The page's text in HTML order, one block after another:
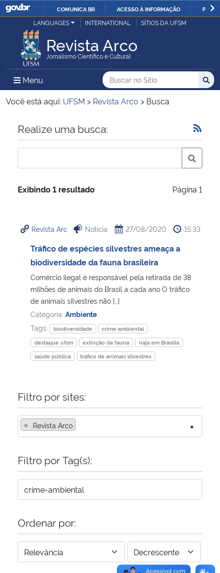
IR
O
COMUNICA BR ACESSO À INFORMAÇÃO
Ministério da Justiça e Segurança Pública
Ministério da Defesa
Ministério das Relações Exteriores
Ministério da Economia
Ministério da Infraestrutura
Ministério da Cidadania
Ministério de Minas e Energia
Ministério da Ciência, Tecnologia, Inovações e Comunicações
Ministério do Meio Ambiente
Ministério do Turismo
Ministério da Mulher, da Família e dos Direitos Humanos
Secretaria-Geral
Secretaria de Governo
Advocacia-Geral da União
LANGUAGES INTERNATIONAL SÍTIOS DA UFSM
Revista Arco
Jornalismo Científico e Cultural
Menu Menu Principal do Sítio
Busca
Buscar no no Sítio
Busca:
Você está aqui: UFSM > Revista Arco > Busca
Início do conteúdo
Realize uma busca:
Exibindo 1 resultado Página 1
Revista Arc Notícia 27/08/2020 15:33
Tráfico de espécies silvestres ameaça a
biodiversidade da fauna brasileira
Comércio ilegal é responsável pela retirada de 38
milhões de animais do Brasil a cada ano O tráfico
de animais silvestres não […]
Categoria: Ambiente
Tags:
biodiversidade
crime ambiental
destaque ufsm
extinção da fauna
naja em Brasília
saúde pública
tráfico de animais silvestres
Filtro por sites:
×
× Revista Arco
Filtro por Tag(s):
Ordenar por: